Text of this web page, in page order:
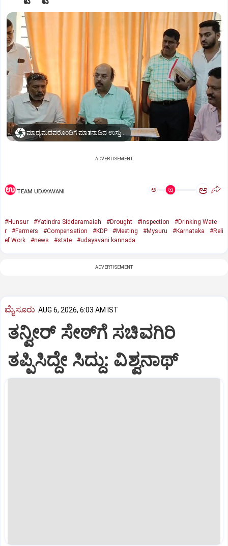
ಮಾಧ್ಯಮದವರೊಂದಿಗೆ ಮಾತನಾಡಿದ ಉಸ್ತುವಾರಿ ಸಚಿವ ಡಾ. ಯತೀಂದ್ರ ಸಿದ್ದರಾಮಯ್ಯ
ADVERTISEMENT
TEAM UDAYAVANI ಅ ಅ
#Hunsur #Yatindra Siddaramaiah #Drought #Inspection
#Drinking Wate
r
#Farmers #Compensation #KDP #Meeting #Mysuru #Karnataka
#Reli
ef Work
#news #state #udayavani kannada
ADVERTISEMENT
ಮೈಸೂರು AUG 6, 2026, 6:03 AM IST
ತನ್ವೀರ್‌ ಸೇಠ್‌ಗೆ ಸಚಿವಗಿರಿ
ತಪ್ಪಿಸಿದ್ದೇ ಸಿದ್ದು: ವಿಶ್ವನಾಥ್